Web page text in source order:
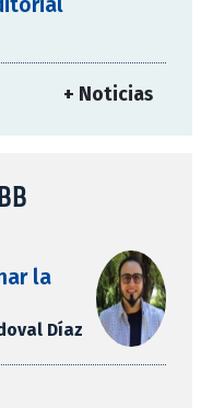
+ Noticias
la
Díaz